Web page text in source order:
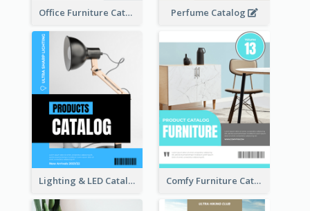
Office Furniture Catalog Perfume Catalog
Lighting & LED Catalog Comfy Furniture Cataog